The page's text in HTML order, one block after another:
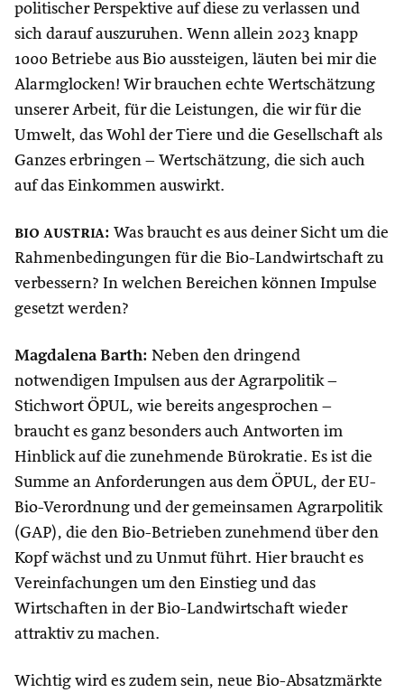
politischer Perspektive auf diese zu verlassen und
sich darauf auszuruhen. Wenn allein 2023 knapp
1000 Betriebe aus Bio aussteigen, läuten bei mir die
Alarmglocken! Wir brauchen echte Wertschätzung
unserer Arbeit, für die Leistungen, die wir für die
Umwelt, das Wohl der Tiere und die Gesellschaft als
Ganzes erbringen – Wertschätzung, die sich auch
auf das Einkommen auswirkt.
bio austria: Was braucht es aus deiner Sicht um die
Rahmenbedingungen für die Bio-Landwirtschaft zu
verbessern? In welchen Bereichen können Impulse
gesetzt werden?
Magdalena Barth: Neben den dringend
notwendigen Impulsen aus der Agrarpolitik –
Stichwort ÖPUL, wie bereits angesprochen –
braucht es ganz besonders auch Antworten im
Hinblick auf die zunehmende Bürokratie. Es ist die
Summe an Anforderungen aus dem ÖPUL, der EU-
Bio-Verordnung und der gemeinsamen Agrarpolitik
(GAP), die den Bio-Betrieben zunehmend über den
Kopf wächst und zu Unmut führt. Hier braucht es
Vereinfachungen um den Einstieg und das
Wirtschaften in der Bio-Landwirtschaft wieder
attraktiv zu machen.
Wichtig wird es zudem sein, neue Bio-Absatzmärkte